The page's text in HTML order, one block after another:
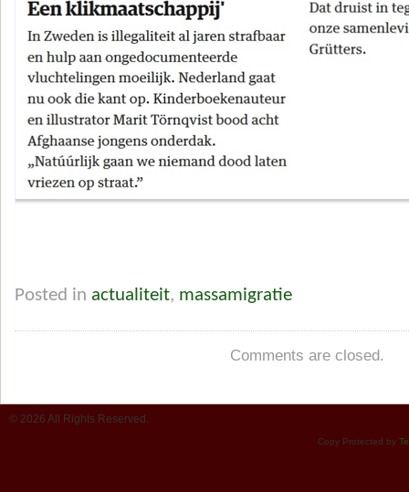
Posted in actualiteit, massamigratie
Comments are closed.
© 2026 All Rights Reserved.
Copy Protected by